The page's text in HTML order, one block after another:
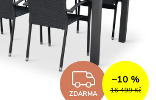
ZDARMA 16 499 Kč
–10 %